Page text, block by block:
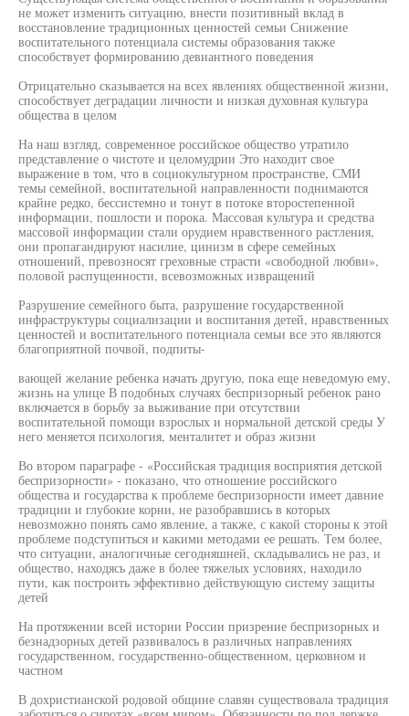
не может изменить ситуацию, внести позитивный вклад в
восстановление традиционных ценностей семьи Снижение
воспитательного потенциала системы образования также
способствует формированию девиантного поведения
Отрицательно сказывается на всех явлениях общественной жизни,
способствует деградации личности и низкая духовная культура
общества в целом
На наш взгляд, современное российское общество утратило
представление о чистоте и целомудрии Это находит свое
выражение в том, что в социокультурном пространстве, СМИ
темы семейной, воспитательной направленности поднимаются
крайне редко, бессистемно и тонут в потоке второстепенной
информации, пошлости и порока. Массовая культура и средства
массовой информации стали орудием нравственного растления,
они пропагандируют насилие, цинизм в сфере семейных
отношений, превозносят греховные страсти «свободной любви»,
половой распущенности, всевозможных извращений
Разрушение семейного быта, разрушение государственной
инфраструктуры социализации и воспитания детей, нравственных
ценностей и воспитательного потенциала семьи все это являются
благоприятной почвой, подпиты-
вающей желание ребенка начать другую, пока еще неведомую ему,
жизнь на улице В подобных случаях беспризорный ребенок рано
включается в борьбу за выживание при отсутствии
воспитательной помощи взрослых и нормальной детской среды У
него меняется психология, менталитет и образ жизни
Во втором параграфе - «Российская традиция восприятия детской
беспризорности» - показано, что отношение российского
общества и государства к проблеме беспризорности имеет давние
традиции и глубокие корни, не разобравшись в которых
невозможно понять само явление, а также, с какой стороны к этой
проблеме подступиться и какими методами ее решать. Тем более,
что ситуации, аналогичные сегодняшней, складывались не раз, и
общество, находясь даже в более тяжелых условиях, находило
пути, как построить эффективно действующую систему защиты
детей
На протяжении всей истории России призрение беспризорных и
безнадзорных детей развивалось в различных направлениях
государственном, государственно-общественном, церковном и
частном
В дохристианской родовой общине славян существовала традиция